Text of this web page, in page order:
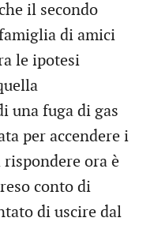
il secondo
di amici
le ipotesi
una fuga di gas
per accendere i
ora è
conto di
di uscire dal